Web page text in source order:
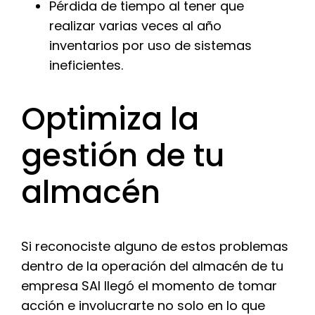
Pérdida de tiempo al tener que
realizar varias veces al año
inventarios por uso de sistemas
ineficientes.
Optimiza la
gestión de tu
almacén
Si reconociste alguno de estos problemas
dentro de la operación del almacén de tu
empresa SAI llegó el momento de tomar
acción e involucrarte no solo en lo que